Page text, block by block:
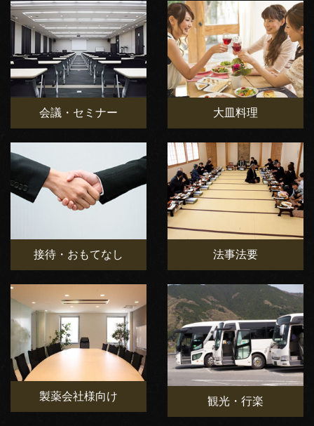
会議・セミナー 大皿料理
接待・おもてなし 法事法要
製薬会社様向け 観光・行楽